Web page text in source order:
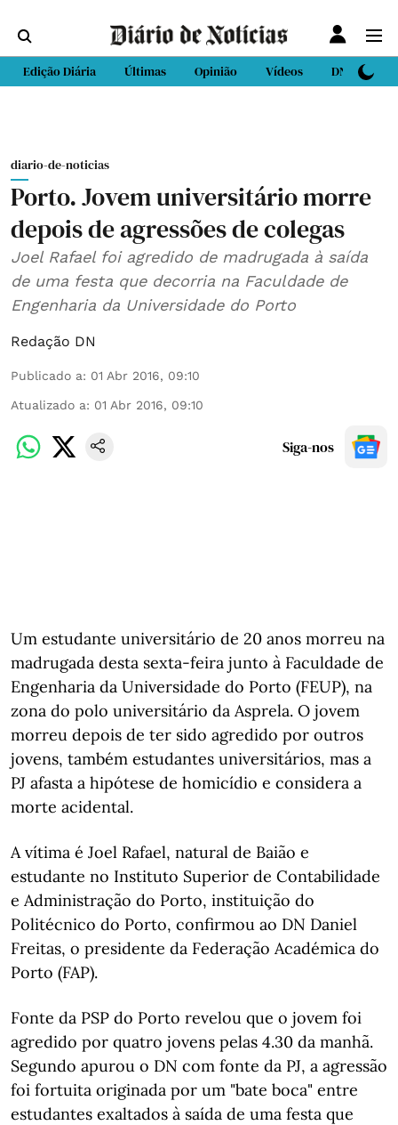
Edição Diária Últimas Opinião Vídeos DN Sport
diario-de-noticias
Porto. Jovem universitário morre
depois de agressões de colegas
Joel Rafael foi agredido de madrugada à saída
de uma festa que decorria na Faculdade de
Engenharia da Universidade do Porto
Redação DN
Publicado a: 01 Abr 2016, 09:10
Atualizado a: 01 Abr 2016, 09:10
Siga-nos
Um estudante universitário de 20 anos morreu na
madrugada desta sexta-feira junto à Faculdade de
Engenharia da Universidade do Porto (FEUP), na
zona do polo universitário da Asprela. O jovem
morreu depois de ter sido agredido por outros
jovens, também estudantes universitários, mas a
PJ afasta a hipótese de homicídio e considera a
morte acidental.
A vítima é Joel Rafael, natural de Baião e
estudante no Instituto Superior de Contabilidade
e Administração do Porto, instituição do
Politécnico do Porto, confirmou ao DN Daniel
Freitas, o presidente da Federação Académica do
Porto (FAP).
Fonte da PSP do Porto revelou que o jovem foi
agredido por quatro jovens pelas 4.30 da manhã.
Segundo apurou o DN com fonte da PJ, a agressão
foi fortuita originada por um "bate boca" entre
estudantes exaltados à saída de uma festa que